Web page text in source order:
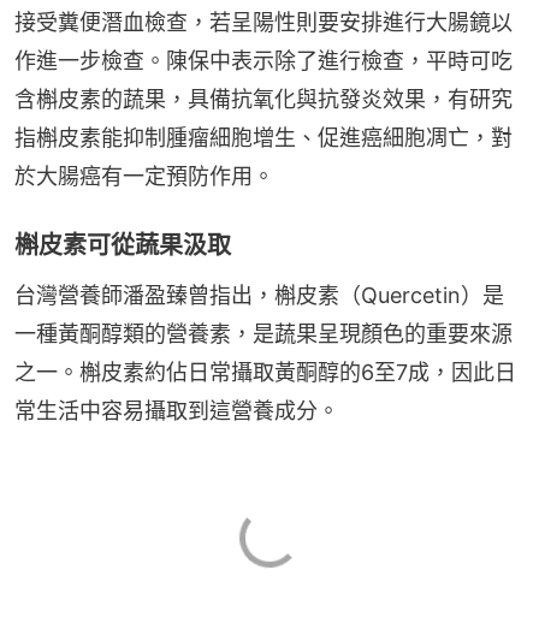
接受糞便潛血檢查，若呈陽性則要安排進行大腸鏡以
作進一步檢查。陳保中表示除了進行檢查，平時可吃
含槲皮素的蔬果，具備抗氧化與抗發炎效果，有研究
指槲皮素能抑制腫瘤細胞增生、促進癌細胞凋亡，對
於大腸癌有一定預防作用。
槲皮素可從蔬果汲取
台灣營養師潘盈臻曾指出，槲皮素（Quercetin）是
一種黃酮醇類的營養素，是蔬果呈現顏色的重要來源
之一。槲皮素約佔日常攝取黃酮醇的6至7成，因此日
常生活中容易攝取到這營養成分。